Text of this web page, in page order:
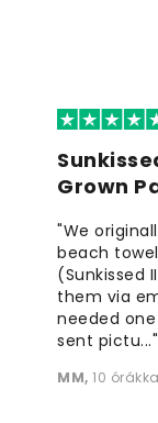
Grown
"We
beach
(Sunkissed
them via
needed
sent pictu..."
MM, 10